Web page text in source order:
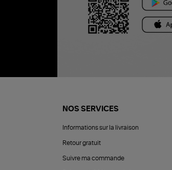
NOS SERVICES
Informations sur la livraison
Retour gratuit
Suivre ma commande